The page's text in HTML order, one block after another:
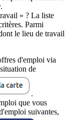
.
» ? La liste
Parmi
le lieu de travail
d'emploi via
de
.
que vous
suivantes,